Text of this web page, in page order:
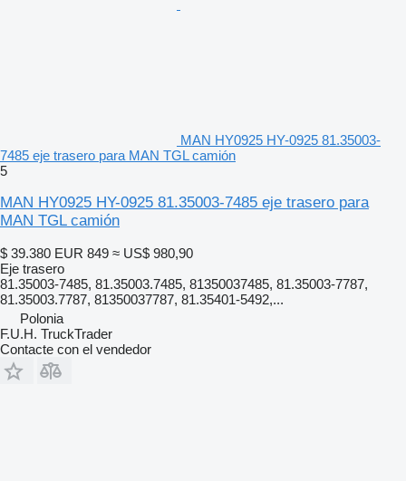
MAN HY0925 HY-0925 81.35003-
7485 eje trasero para MAN TGL camión
5
MAN HY0925 HY-0925 81.35003-7485 eje trasero para
MAN TGL camión
$ 39.380 EUR 849 ≈ US$ 980,90
Eje trasero
81.35003-7485, 81.35003.7485, 81350037485, 81.35003-7787,
81.35003.7787, 81350037787, 81.35401-5492,...
Polonia
F.U.H. TruckTrader
Contacte con el vendedor